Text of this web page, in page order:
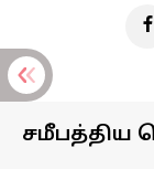
சமீபத்திய